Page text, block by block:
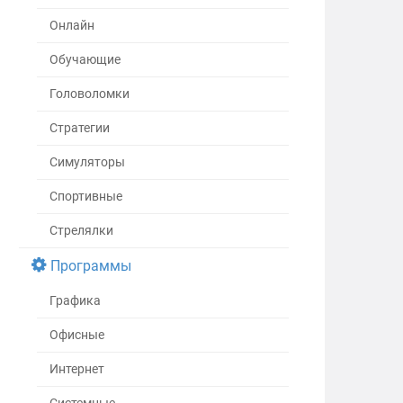
Онлайн
Обучающие
Головоломки
Стратегии
Симуляторы
Спортивные
Стрелялки
Программы
Графика
Офисные
Интернет